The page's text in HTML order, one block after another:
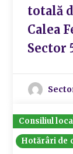
totală
Calea
Sector
Consiliul
Hotărâri de